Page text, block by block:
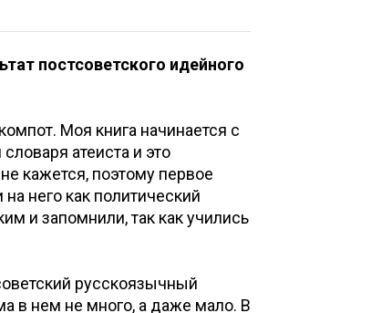
постсоветского идейного
Моя книга начинается с
атеиста и это
кажется, поэтому первое
него как политический
и запомнили, так как учились
русскоязычный
в нем не много, а даже мало. В